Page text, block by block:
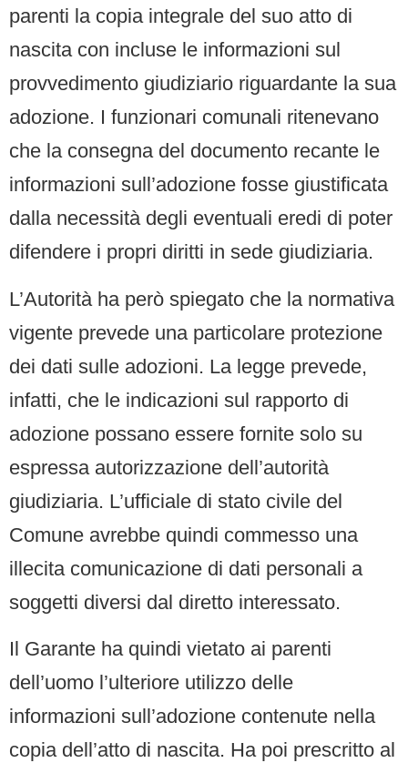
parenti la copia integrale del suo atto di
nascita con incluse le informazioni sul
provvedimento giudiziario riguardante la sua
adozione. I funzionari comunali ritenevano
che la consegna del documento recante le
informazioni sull’adozione fosse giustificata
dalla necessità degli eventuali eredi di poter
difendere i propri diritti in sede giudiziaria.
L’Autorità ha però spiegato che la normativa
vigente prevede una particolare protezione
dei dati sulle adozioni. La legge prevede,
infatti, che le indicazioni sul rapporto di
adozione possano essere fornite solo su
espressa autorizzazione dell’autorità
giudiziaria. L’ufficiale di stato civile del
Comune avrebbe quindi commesso una
illecita comunicazione di dati personali a
soggetti diversi dal diretto interessato.
Il Garante ha quindi vietato ai parenti
dell’uomo l’ulteriore utilizzo delle
informazioni sull’adozione contenute nella
copia dell’atto di nascita. Ha poi prescritto al